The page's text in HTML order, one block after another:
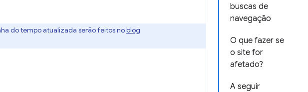
buscas de
navegação
O que fazer se
o site for
afetado?
A seguir
do tempo atualizada serão feitos noblog